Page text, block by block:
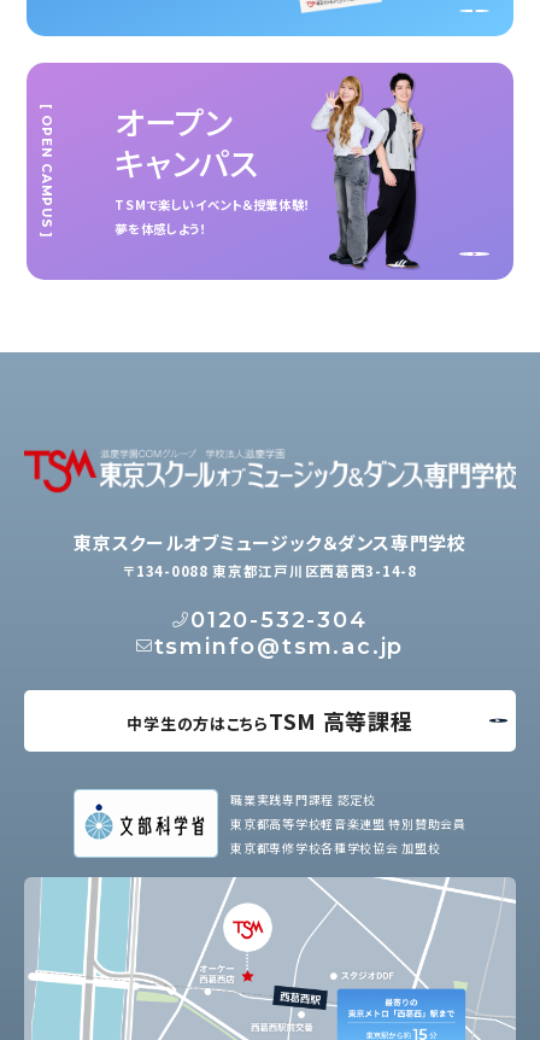
オープン
キャンパス
TSMで楽しいイベント＆授業体験！
夢を体感しよう！
[ OPEN CAMPUS ]
東京スクールオブミュージック＆ダンス専門学校
〒134-0088 東京都江戸川区西葛西3-14-8
0120-532-304
tsminfo@tsm.ac.jp
中学生の方はこちらTSM 高等課程
職業実践専門課程 認定校
東京都高等学校軽音楽連盟 特別賛助会員
東京都専修学校各種学校協会 加盟校